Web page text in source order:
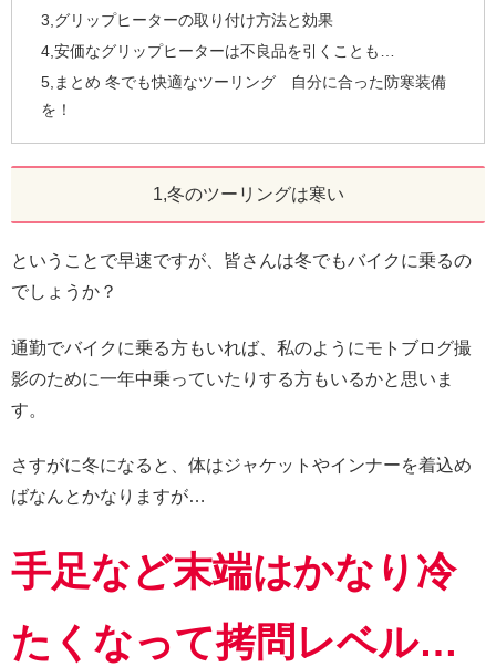
3,グリップヒーターの取り付け方法と効果
4,安価なグリップヒーターは不良品を引くことも…
5,まとめ 冬でも快適なツーリング 自分に合った防寒装備
を！
1,冬のツーリングは寒い
ということで早速ですが、皆さんは冬でもバイクに乗るの
でしょうか？
通勤でバイクに乗る方もいれば、私のようにモトブログ撮
影のために一年中乗っていたりする方もいるかと思いま
す。
さすがに冬になると、体はジャケットやインナーを着込め
ばなんとかなりますが…
手足など末端はかなり冷
たくなって拷問レベル…